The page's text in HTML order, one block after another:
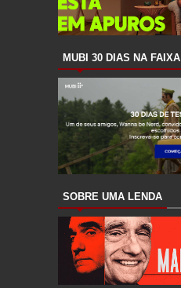
MUBI 30 DIAS NA FAIXA
SOBRE UMA LENDA